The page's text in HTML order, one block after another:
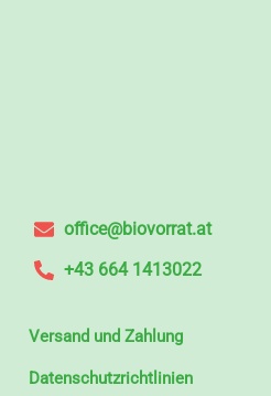
office@biovorrat.at
+43 664 1413022
Versand und Zahlung
Datenschutzrichtlinien